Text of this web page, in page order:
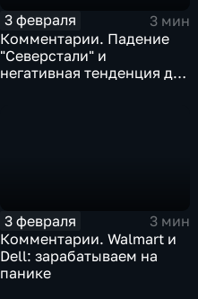
3 февраля
3 мин
Комментарии. Падение
"Северстали" и
негативная тенденция для
3 февраля
3 мин
Комментарии. Walmart и
Dell: зарабатываем на
панике